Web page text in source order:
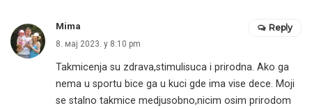
Mima
8. мај 2023. у 8:10 pm
Takmicenja su zdrava,stimulisuca i prirodna. Ako ga
nema u sportu bice ga u kuci gde ima vise dece. Moji
se stalno takmice medjusobno,nicim osim prirodom
Reply